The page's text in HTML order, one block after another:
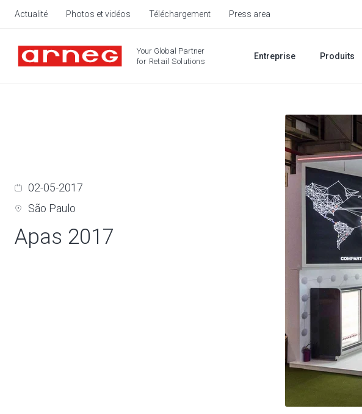
Actualité Photos et vidéos Téléchargement Press area
Your Global Partner
for Retail Solutions
Entreprise Produits
02-05-2017
São Paulo
Apas 2017